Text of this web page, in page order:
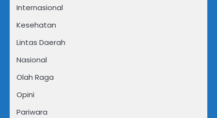
Internasional
Kesehatan
Lintas Daerah
Nasional
Olah Raga
Opini
Pariwara